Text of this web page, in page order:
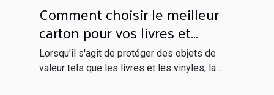
Comment choisir le meilleur
carton pour vos livres et
vinyles
Lorsqu'il s'agit de protéger des objets de
valeur tels que les livres et les vinyles, la...